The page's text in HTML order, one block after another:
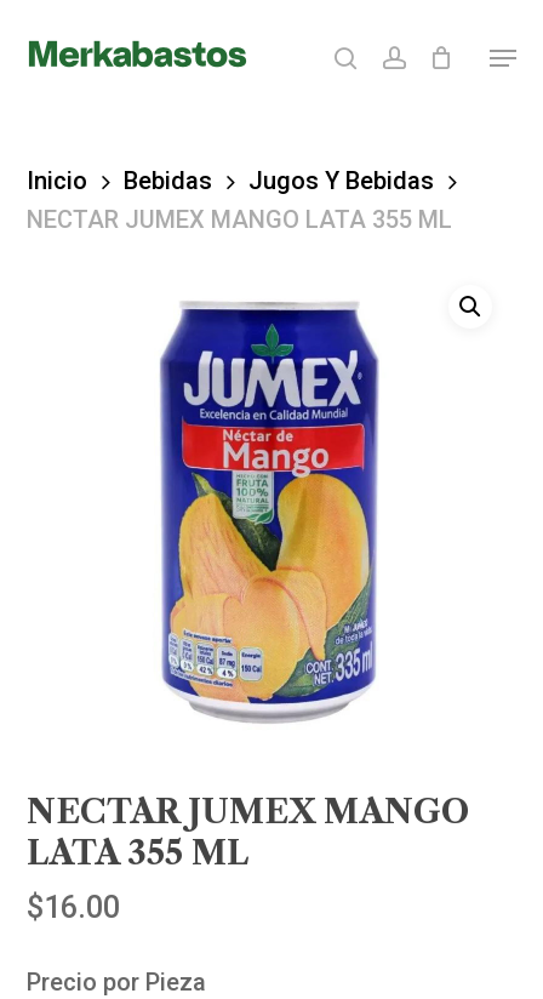
searchaccount Menu
Inicio Bebidas
Jugos Y Bebidas
NECTAR JUMEX MANGO LATA 355 ML
NECTAR JUMEX MANGO
LATA 355 ML
$16.00
Precio por Pieza
Close